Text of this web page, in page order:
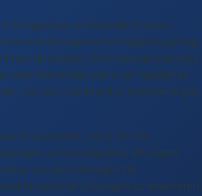
Anlagenbau entscheidend daran
bedarfsgerechte Anlagenplanung
und sanitäre Einrichtungen gerecht
Kreativität und unser fundiertes
die den individuellen Anforderungen
zu werden, ist es für uns
zurückzugreifen. Wir legen
als auch ökologische
Lösungen zu realisieren.